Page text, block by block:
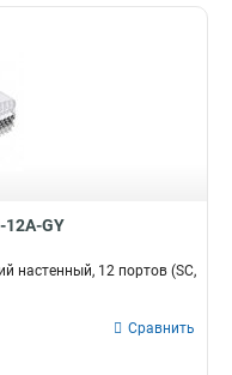
12A-GY
настенный, 12 портов (SC,
Сравнить